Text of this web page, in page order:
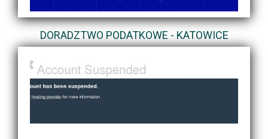
DORADZTWO PODATKOWE - KATOWICE